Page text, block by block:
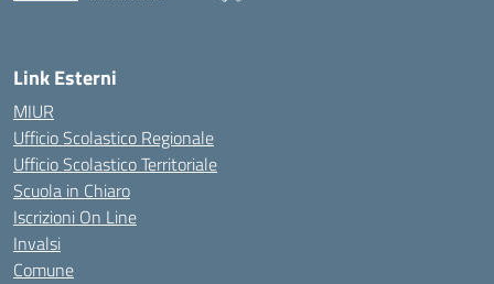
Link Esterni
MIUR
Ufficio Scolastico Regionale
Ufficio Scolastico Territoriale
Scuola in Chiaro
Iscrizioni On Line
Invalsi
Comune